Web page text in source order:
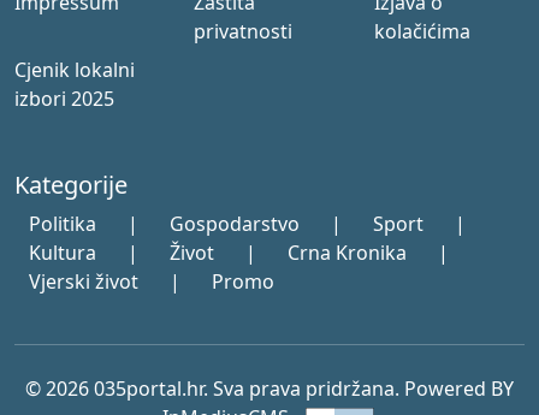
privatnosti
kolačićima
Cjenik lokalni
izbori 2025
Kategorije
Politika | Gospodarstvo | Sport
|
Kultura
| Život | Crna Kronika
|
Vjerski život
| Promo
© 2026 035portal.hr. Sva prava pridržana. Powered BY